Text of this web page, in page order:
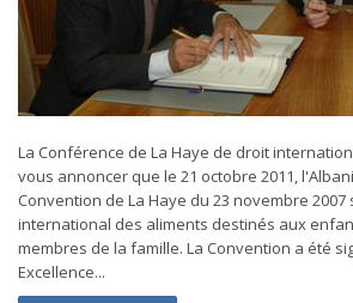
La Conférence de La Haye de droit
vous annoncer que le 21 octobre 2011,
Convention de La Haye du 23 novembre
international des aliments destinés aux
membres de la famille. La Convention a été
Excellence...